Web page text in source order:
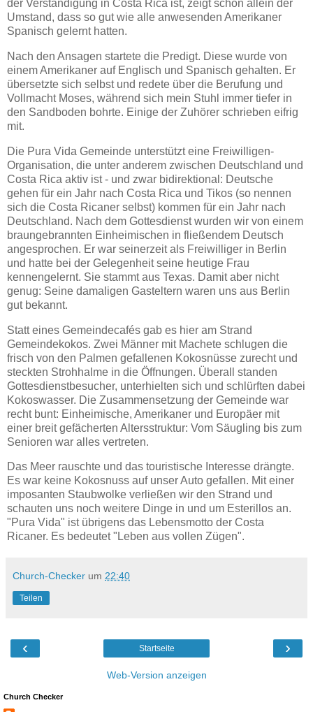
der Verständigung in Costa Rica ist, zeigt schon allein der
Umstand, dass so gut wie alle anwesenden Amerikaner
Spanisch gelernt hatten.
Nach den Ansagen startete die Predigt. Diese wurde von
einem Amerikaner auf Englisch und Spanisch gehalten. Er
übersetzte sich selbst und redete über die Berufung und
Vollmacht Moses, während sich mein Stuhl immer tiefer in
den Sandboden bohrte. Einige der Zuhörer schrieben eifrig
mit.
Die Pura Vida Gemeinde unterstützt eine Freiwilligen-
Organisation, die unter anderem zwischen Deutschland und
Costa Rica aktiv ist - und zwar bidirektional: Deutsche
gehen für ein Jahr nach Costa Rica und Tikos (so nennen
sich die Costa Ricaner selbst) kommen für ein Jahr nach
Deutschland. Nach dem Gottesdienst wurden wir von einem
braungebrannten Einheimischen in fließendem Deutsch
angesprochen. Er war seinerzeit als Freiwilliger in Berlin
und hatte bei der Gelegenheit seine heutige Frau
kennengelernt. Sie stammt aus Texas. Damit aber nicht
genug: Seine damaligen Gasteltern waren uns aus Berlin
gut bekannt.
Statt eines Gemeindecafés gab es hier am Strand
Gemeindekokos. Zwei Männer mit Machete schlugen die
frisch von den Palmen gefallenen Kokosnüsse zurecht und
steckten Strohhalme in die Öffnungen. Überall standen
Gottesdienstbesucher, unterhielten sich und schlürften dabei
Kokoswasser. Die Zusammensetzung der Gemeinde war
recht bunt: Einheimische, Amerikaner und Europäer mit
einer breit gefächerten Altersstruktur: Vom Säugling bis zum
Senioren war alles vertreten.
Das Meer rauschte und das touristische Interesse drängte.
Es war keine Kokosnuss auf unser Auto gefallen. Mit einer
imposanten Staubwolke verließen wir den Strand und
schauten uns noch weitere Dinge in und um Esterillos an.
"Pura Vida" ist übrigens das Lebensmotto der Costa
Ricaner. Es bedeutet "Leben aus vollen Zügen".
Church-Checker um 22:40
Teilen
‹ ›
Startseite
Web-Version anzeigen
Church Checker